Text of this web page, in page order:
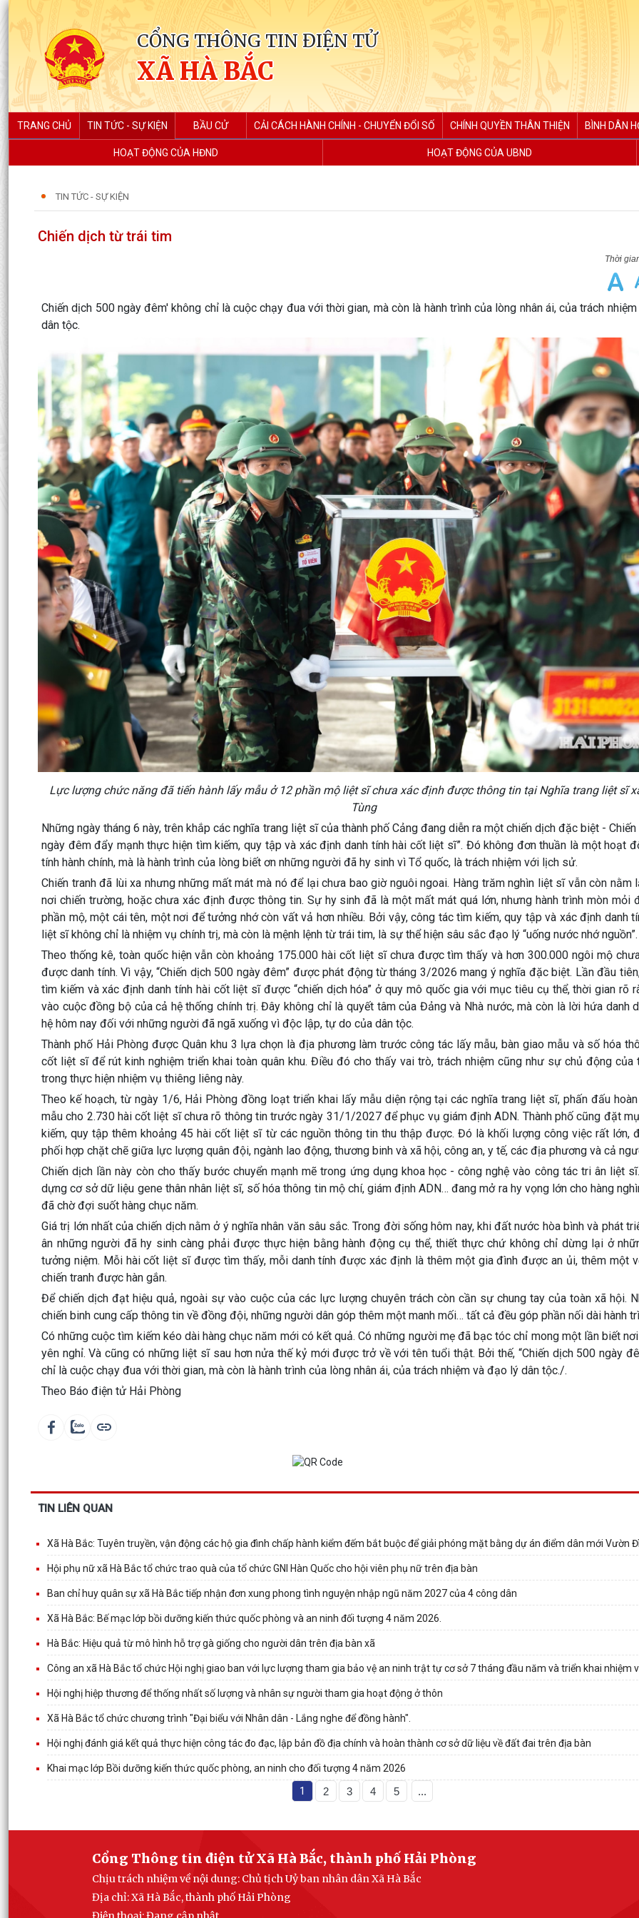
CỔNG THÔNG TIN ĐIỆN TỬ
XÃ HÀ BẮC
TRANG CHỦ TIN TỨC - SỰ KIỆN BẦU CỬ CẢI CÁCH HÀNH CHÍNH - CHUYỂN ĐỔI SỐ CHÍNH QUYỀN THÂN THIỆN BÌNH DÂN
HOẠT ĐỘNG CỦA HĐND HOẠT ĐỘNG CỦA UBND
TIN TỨC - SỰ KIỆN
Chiến dịch từ trái tim
Chiến dịch 500 ngày đêm' không chỉ là cuộc chạy đua với thời gian, mà còn là hành trình của lòng nhân ái, của trách
dân tộc.
Lực lượng chức năng đã tiến hành lấy mẫu ở 12 phần mộ liệt sĩ chưa xác định được thông tin tại Nghĩa trang liệt sĩ
Tùng
Những ngày tháng 6 này, trên khắp các nghĩa trang liệt sĩ của thành phố Cảng đang diễn ra một chiến dịch đặc biệt - Chiến
ngày đêm đẩy mạnh thực hiện tìm kiếm, quy tập và xác định danh tính hài cốt liệt sĩ”. Đó không đơn thuần là một hoạt
tính hành chính, mà là hành trình của lòng biết ơn những người đã hy sinh vì Tổ quốc, là trách nhiệm với lịch sử.
Chiến tranh đã lùi xa nhưng những mất mát mà nó để lại chưa bao giờ nguôi ngoai. Hàng trăm nghìn liệt sĩ vẫn còn nằm
nơi chiến trường, hoặc chưa xác định được thông tin. Sự hy sinh đã là một mất mát quá lớn, nhưng hành trình mòn mỏi
phần mộ, một cái tên, một nơi để tưởng nhớ còn vất vả hơn nhiều. Bởi vậy, công tác tìm kiếm, quy tập và xác định danh
liệt sĩ không chỉ là nhiệm vụ chính trị, mà còn là mệnh lệnh từ trái tim, là sự thể hiện sâu sắc đạo lý “uống nước nhớ nguồn”.
Theo thống kê, toàn quốc hiện vẫn còn khoảng 175.000 hài cốt liệt sĩ chưa được tìm thấy và hơn 300.000 ngôi mộ
được danh tính. Vì vậy, “Chiến dịch 500 ngày đêm” được phát động từ tháng 3/2026 mang ý nghĩa đặc biệt. Lần đầu
tìm kiếm và xác định danh tính hài cốt liệt sĩ được “chiến dịch hóa” ở quy mô quốc gia với mục tiêu cụ thể, thời gian rõ
vào cuộc đồng bộ của cả hệ thống chính trị. Đây không chỉ là quyết tâm của Đảng và Nhà nước, mà còn là lời hứa danh
hệ hôm nay đối với những người đã ngã xuống vì độc lập, tự do của dân tộc.
Thành phố Hải Phòng được Quân khu 3 lựa chọn là địa phương làm trước công tác lấy mẫu, bàn giao mẫu và số hóa
cốt liệt sĩ để rút kinh nghiệm triển khai toàn quân khu. Điều đó cho thấy vai trò, trách nhiệm cũng như sự chủ động của
trong thực hiện nhiệm vụ thiêng liêng này.
Theo kế hoạch, từ ngày 1/6, Hải Phòng đồng loạt triển khai lấy mẫu diện rộng tại các nghĩa trang liệt sĩ, phấn đấu
mẫu cho 2.730 hài cốt liệt sĩ chưa rõ thông tin trước ngày 31/1/2027 để phục vụ giám định ADN. Thành phố cũng đặt
kiếm, quy tập thêm khoảng 45 hài cốt liệt sĩ từ các nguồn thông tin thu thập được. Đó là khối lượng công việc rất lớn,
phối hợp chặt chẽ giữa lực lượng quân đội, ngành lao động, thương binh và xã hội, công an, y tế, các địa phương và cả
Chiến dịch lần này còn cho thấy bước chuyển mạnh mẽ trong ứng dụng khoa học - công nghệ vào công tác tri ân liệt
dựng cơ sở dữ liệu gene thân nhân liệt sĩ, số hóa thông tin mộ chí, giám định ADN… đang mở ra hy vọng lớn cho hàng
đã chờ đợi suốt hàng chục năm.
Giá trị lớn nhất của chiến dịch nằm ở ý nghĩa nhân văn sâu sắc. Trong đời sống hôm nay, khi đất nước hòa bình và phát
ân những người đã hy sinh càng phải được thực hiện bằng hành động cụ thể, thiết thực chứ không chỉ dừng lại ở
tưởng niệm. Mỗi hài cốt liệt sĩ được tìm thấy, mỗi danh tính được xác định là thêm một gia đình được an ủi, thêm một
chiến tranh được hàn gắn.
Để chiến dịch đạt hiệu quả, ngoài sự vào cuộc của các lực lượng chuyên trách còn cần sự chung tay của toàn xã hội.
chiến binh cung cấp thông tin về đồng đội, những người dân góp thêm một manh mối… tất cả đều góp phần nối dài hành
Có những cuộc tìm kiếm kéo dài hàng chục năm mới có kết quả. Có những người mẹ đã bạc tóc chỉ mong một lần biết
yên nghỉ. Và cũng có những liệt sĩ sau hơn nửa thế kỷ mới được trở về với tên tuổi thật. Bởi thế, “Chiến dịch 500 ngày
chỉ là cuộc chạy đua với thời gian, mà còn là hành trình của lòng nhân ái, của trách nhiệm và đạo lý dân tộc./.
Theo Báo điện tử Hải Phòng
TIN LIÊN QUAN
Xã Hà Bắc: Tuyên truyền, vận động các hộ gia đình chấp hành kiểm đếm bắt buộc để giải phóng mặt bằng dự án điểm dân mới Vườn
Hội phụ nữ xã Hà Bắc tổ chức trao quà của tổ chức GNI Hàn Quốc cho hội viên phụ nữ trên địa bàn
Ban chỉ huy quân sự xã Hà Bắc tiếp nhận đơn xung phong tình nguyện nhập ngũ năm 2027 của 4 công dân
Xã Hà Bắc: Bế mạc lớp bồi dưỡng kiến thức quốc phòng và an ninh đối tượng 4 năm 2026.
Hà Bắc: Hiệu quả từ mô hình hỗ trợ gà giống cho người dân trên địa bàn xã
Công an xã Hà Bắc tổ chức Hội nghị giao ban với lực lượng tham gia bảo vệ an ninh trật tự cơ sở 7 tháng đầu năm và triển khai nhiệm
Hội nghị hiệp thương để thống nhất số lượng và nhân sự người tham gia hoạt động ở thôn
Xã Hà Bắc tổ chức chương trình "Đại biểu với Nhân dân - Lắng nghe để đồng hành".
Hội nghị đánh giá kết quả thực hiện công tác đo đạc, lập bản đồ địa chính và hoàn thành cơ sở dữ liệu về đất đai trên địa bàn
Khai mạc lớp Bồi dưỡng kiến thức quốc phòng, an ninh cho đối tượng 4 năm 2026
1 2 3 4 5 ...
Cổng Thông tin điện tử Xã Hà Bắc, thành phố Hải Phòng
Chịu trách nhiệm về nội dung: Chủ tịch Uỷ ban nhân dân Xã Hà Bắc
Địa chỉ: Xã Hà Bắc, thành phố Hải Phòng